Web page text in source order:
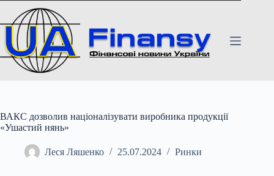
вмісту
ВАКС дозволив націоналізувати виробника продукції
«Ушастий нянь»
Леся Ляшенко 25.07.2024 Ринки